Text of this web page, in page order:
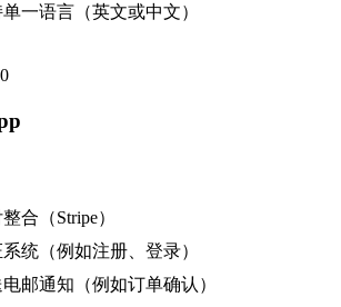
一语言（英文或中文）
合（Stripe）
统（例如注册、登录）
邮通知（例如订单确认）